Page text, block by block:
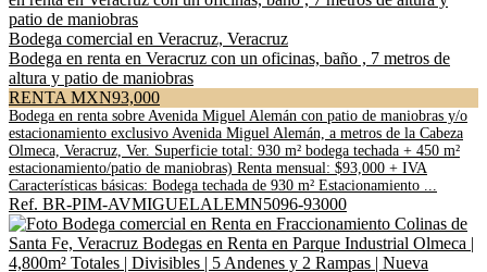
Bodega comercial en Veracruz, Veracruz
Bodega en renta en Veracruz con un oficinas, baño , 7 metros de
altura y patio de maniobras
RENTA MXN93,000
Bodega en renta sobre Avenida Miguel Alemán con patio de maniobras y/o
estacionamiento exclusivo Avenida Miguel Alemán, a metros de la Cabeza
Olmeca, Veracruz, Ver. Superficie total: 930 m² bodega techada + 450 m²
estacionamiento/patio de maniobras) Renta mensual: $93,000 + IVA
Características básicas: Bodega techada de 930 m² Estacionamiento ...
Ref. BR-PIM-AVMIGUELALEMN5096-93000